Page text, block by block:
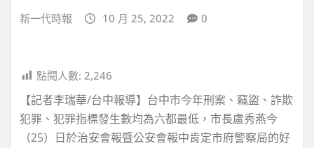
新一代時報 10 月 25, 2022 0
點閱人數: 2,246
【記者李瑞華/台中報導】台中市今年刑案、竊盜、詐欺
犯罪、犯罪指標發生數均為六都最低，市長盧秀燕今
（25）日於治安會報暨公安會報中肯定市府警察局的好